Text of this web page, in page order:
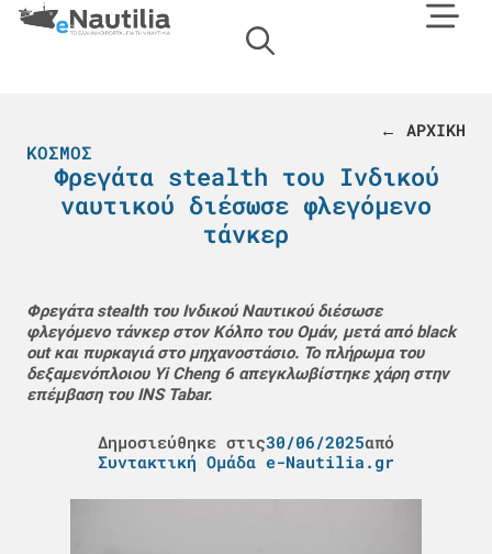
← ΑΡΧΙΚΗ
ΚΌΣΜΟΣ
Φρεγάτα stealth του Ινδικού
ναυτικού διέσωσε φλεγόμενο
τάνκερ
Φρεγάτα stealth του Ινδικού Ναυτικού διέσωσε
φλεγόμενο τάνκερ στον Κόλπο του Ομάν, μετά από black
out και πυρκαγιά στο μηχανοστάσιο. Το πλήρωμα του
δεξαμενόπλοιου Yi Cheng 6 απεγκλωβίστηκε χάρη στην
επέμβαση του INS Tabar.
Δημοσιεύθηκε στις30/06/2025από
Συντακτική Ομάδα e-Nautilia.gr